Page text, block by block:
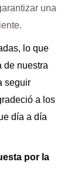
una
lo que
de nuestra
seguir
a los
día a día
por la